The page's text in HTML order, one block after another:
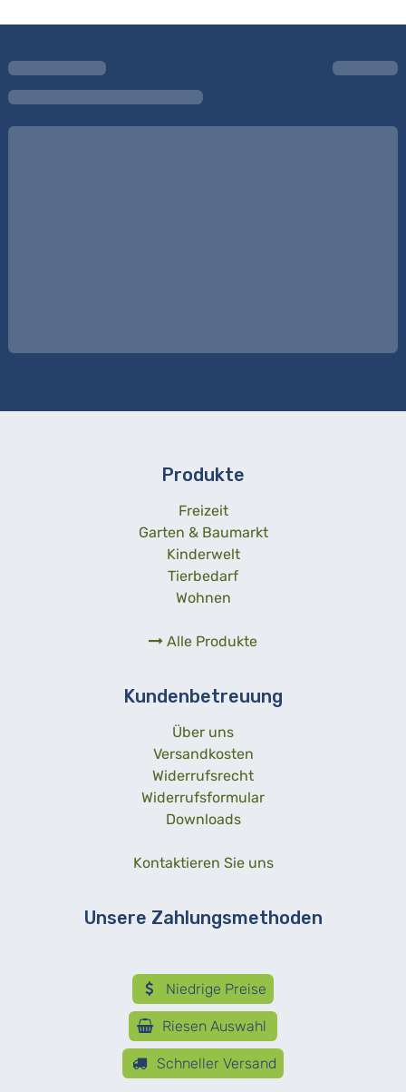
Produkte
Freizeit
Garten & Baumarkt
Kinderwelt
Tierbedarf
Wohnen
Alle Produkte
Kundenbetreuung
Über uns
Versandkosten
Widerrufsrecht
Widerrufsformular
Downloads
Kontaktieren Sie uns
Unsere Zahlungsmethoden
Niedrige Preise
Riesen Auswahl
Schneller Versand